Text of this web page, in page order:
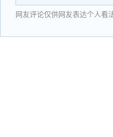
网友评论仅供网友表达个人看